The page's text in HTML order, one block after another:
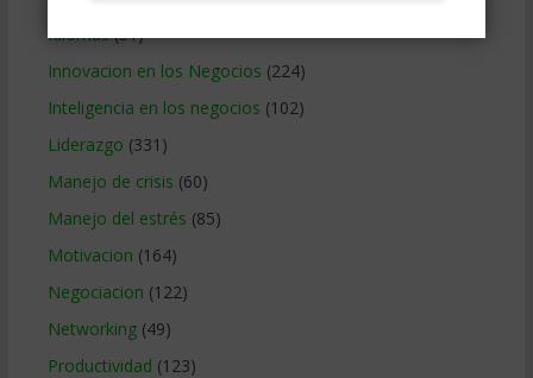
Idiomas(51)
Innovacion en los Negocios (224)
Inteligencia en los negocios (102)
Liderazgo (331)
Manejo de crisis (60)
Manejo del estrés (85)
Motivacion (164)
Negociacion (122)
Networking(49)
Productividad (123)